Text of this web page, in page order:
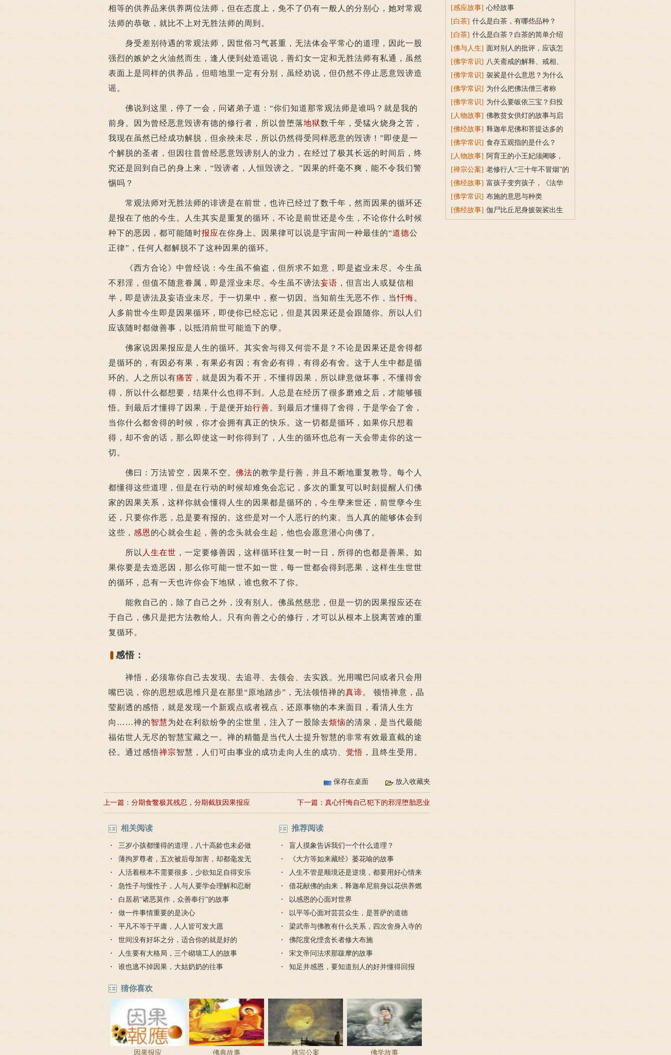
相等的供养品来供养两位法师，但在态度上，免不了仍有一般人的分别心，她对常观
法师的恭敬，就比不上对无胜法师的周到。
身受差别待遇的常观法师，因世俗习气甚重，无法体会平常心的道理，因此一股
强烈的嫉妒之火油然而生，逢人便到处造谣说，善幻女一定和无胜法师有私通，虽然
表面上是同样的供养品，但暗地里一定有分别，虽经劝说，但仍然不停止恶意毁谤造
谣。
佛说到这里，停了一会，问诸弟子道：“你们知道那常观法师是谁吗？就是我的
前身。因为曾经恶意毁谤有德的修行者，所以曾堕落地狱数千年，受猛火烧身之苦，
我现在虽然已经成功解脱，但余殃未尽，所以仍然得受同样恶意的毁谤！”即使是一
个解脱的圣者，但因往昔曾经恶意毁谤别人的业力，在经过了极其长远的时间后，终
究还是回到自己的身上来，“毁谤者，人恒毁谤之。”因果的纤毫不爽，能不令我们警
惕吗？
常观法师对无胜法师的诽谤是在前世，也许已经过了数千年，然而因果的循环还
是报在了他的今生。人生其实是重复的循环，不论是前世还是今生，不论你什么时候
种下的恶因，都可能随时报应在你身上。因果律可以说是宇宙间一种最佳的“道德公
正律”，任何人都解脱不了这种因果的循环。
《西方合论》中曾经说：今生虽不偷盗，但所求不如意，即是盗业未尽。今生虽
不邪淫，但值不随意眷属，即是淫业未尽。今生虽不谤法妄语 ，但言出人或疑信相
半，即是谤法及妄语业未尽。于一切果中，察一切因。当知前生无恶不作，当忏悔。
人多前世今生即是因果循环，即使你已经忘记，但是其因果还是会跟随你。所以人们
应该随时都做善事，以抵消前世可能造下的孽。
佛家说因果报应是人生的循环。其实舍与得又何尝不是？不论是因果还是舍得都
是循环的，有因必有果，有果必有因；有舍必有得，有得必有舍。这于人生中都是循
环的。人之所以有痛苦 ，就是因为看不开，不懂得因果，所以肆意做坏事，不懂得舍
得，所以什么都想要，结果什么也得不到。人总是在经历了很多磨难之后，才能够顿
悟。到最后才懂得了因果，于是便开始行善。到最后才懂得了舍得，于是学会了舍，
当你什么都舍得的时候，你才会拥有真正的快乐。这一切都是循环，如果你只想着
得，却不舍的话，那么即使这一时你得到了，人生的循环也总有一天会带走你的这一
切。
佛曰：万法皆空，因果不空。 佛法的教学是行善，并且不断地重复教导。每个人
都懂得这些道理，但是在行动的时候却难免会忘记，多次的重复可以时刻提醒人们佛
家的因果关系，这样你就会懂得人生的因果都是循环的，今生孽来世还，前世孽今生
还，只要你作恶，总是要有报的。这些是对一个人恶行的约束。当人真的能够体会到
这些， 感恩 的心就会生起，善的念头就会生起，他也会愿意潜心向佛了。
所以 人生在世 ，一定要修善因，这样循环往复一时一日，所得的也都是善果。如
果你要是去造恶因，那么你可能一世不如一世，每一世都会得到恶果，这样生生世世
的循环，总有一天也许你会下地狱，谁也救不了你。
能救自己的，除了自己之外，没有别人。佛虽然慈悲，但是一切的因果报应还在
于自己，佛只是把方法教给人。只有向善之心的修行，才可以从根本上脱离苦难的重
复循环。
感悟：
禅悟，必须靠你自己去发现、去追寻、去领会、去实践。光用嘴巴问或者只会用
嘴巴说，你的思想或思维只是在那里“原地踏步”，无法领悟禅的真谛。 顿悟禅意，晶
莹剔透的感悟，就是发现一个新观点或者视点，还原事物的本来面目，看清人生方
向……禅的智慧为处在利欲纷争的尘世里，注入了一股除去烦恼的清泉，是当代最能
福佑世人无尽的智慧宝藏之一。禅的精髓是当代人士提升智慧的非常有效最直截的途
径。通过感悟禅宗智慧，人们可由事业的成功走向人生的成功、 觉悟 ，且终生受用。
保存在桌面 放入收藏夹
上一篇： 分期食鳖极其残忍，分期截肢因果报应 下一篇： 真心忏悔自己犯下的邪淫堕胎恶业
相关阅读
三岁小孩都懂得的道理，八十高龄也未必做
得到
薄拘罗尊者，五次被后母加害，却都毫发无
损
人活着根本不需要很多，少欲知足自得安乐
急性子与慢性子，人与人要学会理解和忍耐
白居易“诸恶莫作，众善奉行”的故事
做一件事情重要的是决心
平凡不等于平庸，人人皆可发大愿
世间没有好坏之分，适合你的就是好的
人生要有大格局，三个砌墙工人的故事
谁也逃不掉因果，大姑奶奶的往事
推荐阅读
盲人摸象告诉我们一个什么道理？
《大方等如来藏经》萎花喻的故事
人生不管是顺境还是逆境，都要用好心情来
对待
借花献佛的由来，释迦牟尼前身以花供养燃
灯佛
以感恩的心面对世界
以平等心面对芸芸众生，是菩萨的道德
梁武帝与佛教有什么关系，四次舍身入寺的
是哪个寺？
佛陀度化悭贪长者修大布施
宋文帝问法求那跋摩的故事
知足并感恩，要知道别人的好并懂得回报
猜你喜欢
因果报应 佛典故事 禅宗公案 佛学故事
传统上有什么根据？
[感应故事] 心经故事
[白茶] 什么是白茶，有哪些品种？
[白茶] 什么是白茶？白茶的简单介绍
[佛与人生] 面对别人的批评，应该怎
么做？
[佛学常识] 八关斋戒的解释、戒相、
功德利益
[佛学常识] 袈裟是什么意思？为什么
叫福田衣？
[佛学常识] 为什么把佛法僧三者称
为“宝”？
[佛学常识] 为什么要皈依三宝？归投
三宝令身心安稳
[人物故事] 佛教贫女供灯的故事与启
示
[佛经故事] 释迦牟尼佛和菩提达多的
双头鸟故事
[佛学常识] 食存五观指的是什么？
[人物故事] 阿育王的小王妃须阇哆，
持戒穿素服得宝珠
[禅宗公案] 老修行人“三十年不冒烟”的
故事
[佛经故事] 富孩子变穷孩子，《法华
经》穷子喻的故事
[佛学常识] 布施的意思与种类
[佛经故事] 伽尸比丘尼身披袈裟出生